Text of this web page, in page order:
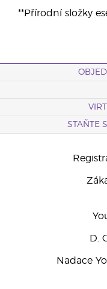
**Přírodní složky
STAŇTE
D.
Nadace